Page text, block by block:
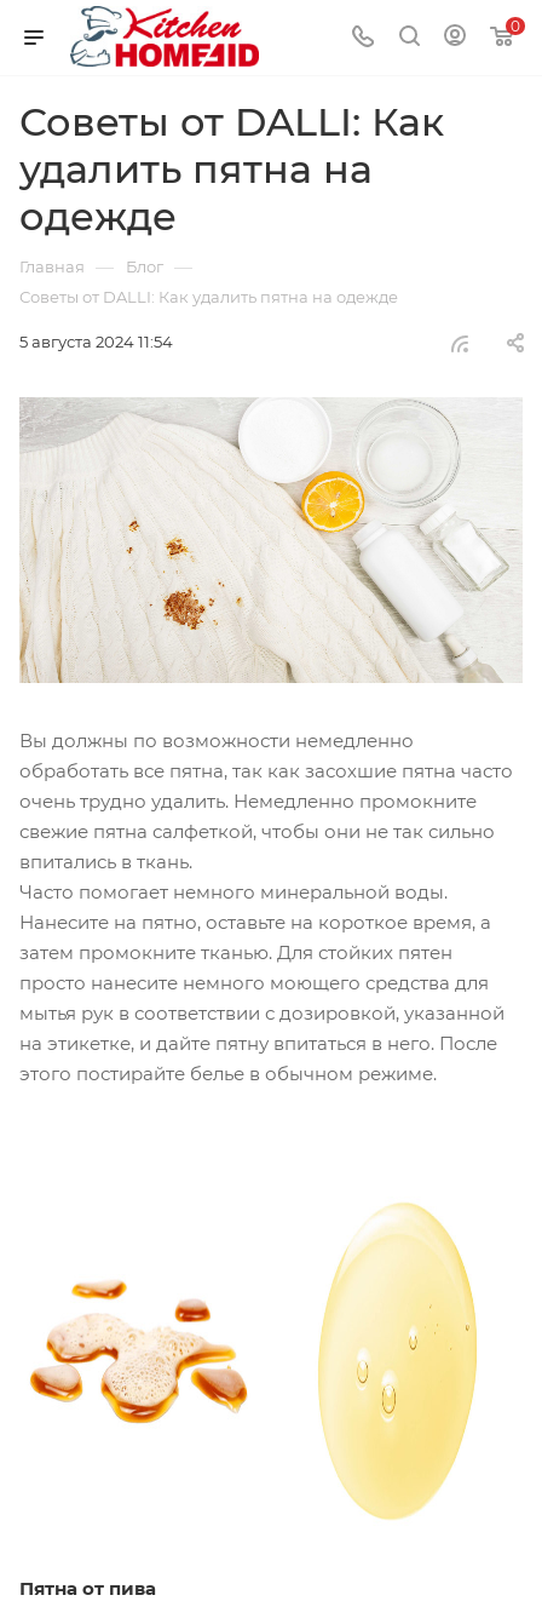
0
Советы от DALLI: Как
удалить пятна на
одежде
Главная — Блог —
Советы от DALLI: Как удалить пятна на одежде
5 августа 2024 11:54
Вы должны по возможности немедленно
обработать все пятна, так как засохшие пятна часто
очень трудно удалить. Немедленно промокните
свежие пятна салфеткой, чтобы они не так сильно
впитались в ткань.
Часто помогает немного минеральной воды.
Нанесите на пятно, оставьте на короткое время, а
затем промокните тканью. Для стойких пятен
просто нанесите немного моющего средства для
мытья рук в соответствии с дозировкой, указанной
на этикетке, и дайте пятну впитаться в него. После
этого постирайте белье в обычном режиме.
Пятна от пива